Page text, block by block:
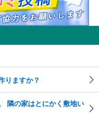
りますか？
隣の家はとにかく敷地い